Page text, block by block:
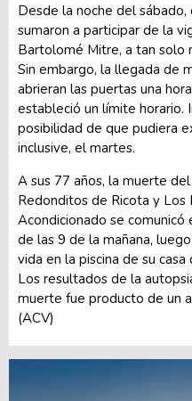
Desde la noche del
sumaron a participar de la
Bartolomé Mitre, a tan solo
Sin embargo, la llegada de
abrieran las puertas una
estableció un límite horario.
posibilidad de que pudiera
inclusive, el martes.
A sus 77 años, la muerte
Redonditos de Ricota y
Acondicionado se
de las 9 de la mañana,
vida en la piscina de su
Los resultados de la
muerte fue producto de un
(ACV)